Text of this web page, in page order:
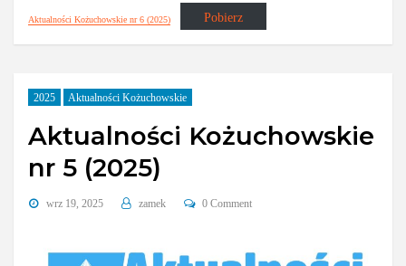
Aktualności Kożuchowskie nr 6 (2025) Pobierz
2025 Aktualności Kożuchowskie
Aktualności Kożuchowskie
nr 5 (2025)
wrz 19, 2025 zamek 0 Comment